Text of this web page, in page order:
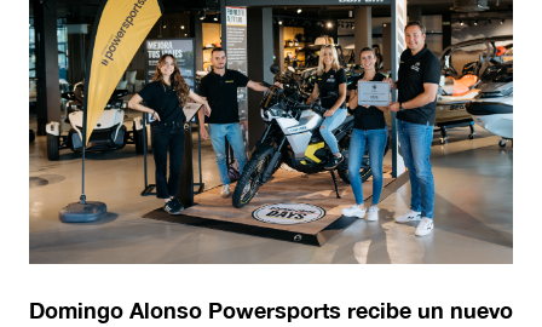
Domingo Alonso Powersports recibe un nuevo